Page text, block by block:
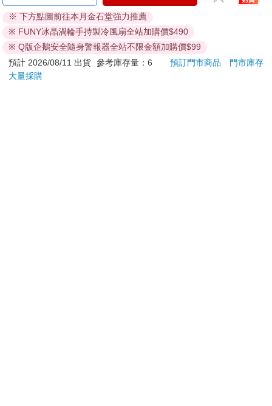
吋壁式通風扇(吸排風
機)1499 特價 850 元
加入購物車
3─ 聽聽我的煩惱吧-實
現自我
特價
電子書
鷗
※ 下方點圖前往本月金石堂強力推薦
※ FUNY冰晶渦輪手持製冷風扇全站加購價$490
※ Q版企鵝安全隨身警報器全站不限金額加購價$99
預計 2026/08/11 出貨 參考庫存量：6 預訂門市商品
門市庫存
大量採購